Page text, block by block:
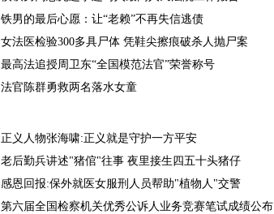
铁男的最后心愿：让“老赖”不再失信逃债
女法医检验300多具尸体 凭鞋尖擦痕破杀人抛尸案
最高法追授周卫东“全国模范法官”荣誉称号
法官陈群勇救两名落水女童
正义人物张海啸:正义就是守护一方平安
老后勤兵讲述"猪倌"往事 夜里接生四五十头猪仔
感恩回报:保外就医女服刑人员帮助"植物人"交警
第六届全国检察机关优秀公诉人业务竞赛笔试成绩公布